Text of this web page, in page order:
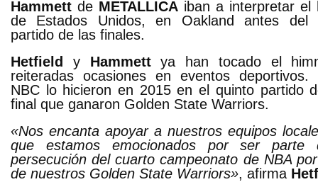
Hammett de METALLICA iban a interpretar el
de Estados Unidos, en Oakland antes del
partido de las finales.
Hetfield
y Hammettya han tocado el
reiteradas ocasiones en eventos
NBC lo hicieron en 2015 en el quinto partido
final que ganaron Golden State Warriors.
«Nos encanta apoyar a nuestros equipos
que estamos emocionados por ser parte
persecución del cuarto campeonato de NBA
de nuestros Golden State Warriors», afirma